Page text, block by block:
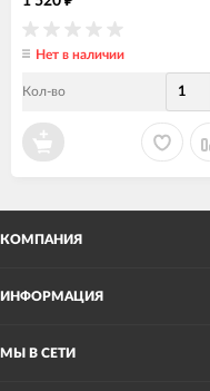
Нет в наличии
Кол-во
КОМПАНИЯ
ИНФОРМАЦИЯ
МЫ В СЕТИ